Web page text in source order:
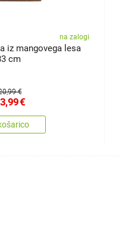
na zalogi
iz mangovega lesa
cm
€
€